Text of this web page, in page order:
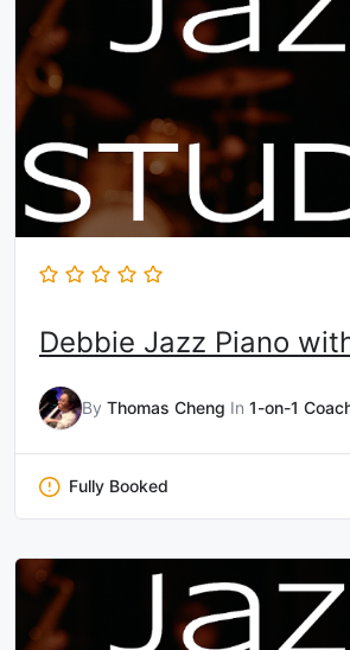
Debbie Jazz Piano
By Thomas Cheng In 1-on-1
Fully Booked